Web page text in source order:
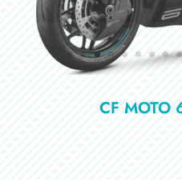
CF MOTO